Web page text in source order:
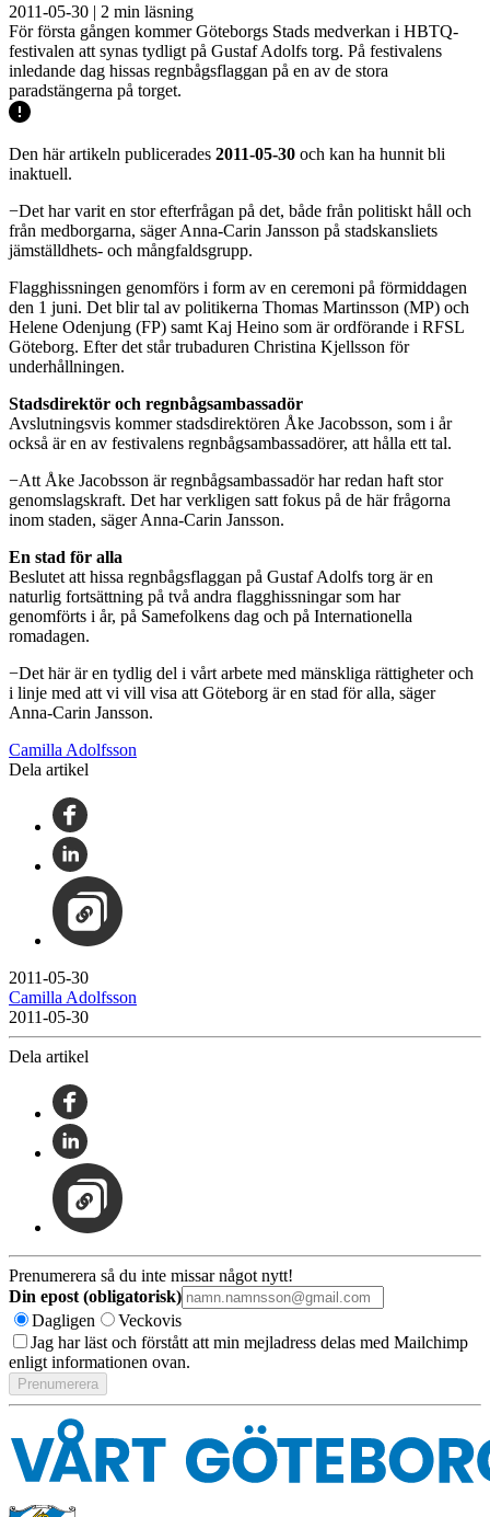
2011-05-30 | 2 min läsning
För första gången kommer Göteborgs Stads medverkan i HBTQ-
festivalen att synas tydligt på Gustaf Adolfs torg. På festivalens
inledande dag hissas regnbågsflaggan på en av de stora
paradstängerna på torget.
Den här artikeln publicerades 2011-05-30 och kan ha hunnit bli
inaktuell.
−Det har varit en stor efterfrågan på det, både från politiskt håll och
från medborgarna, säger Anna-Carin Jansson på stadskansliets
jämställdhets- och mångfaldsgrupp.
Flagghissningen genomförs i form av en ceremoni på förmiddagen
den 1 juni. Det blir tal av politikerna Thomas Martinsson (MP) och
Helene Odenjung (FP) samt Kaj Heino som är ordförande i RFSL
Göteborg. Efter det står trubaduren Christina Kjellsson för
underhållningen.
Stadsdirektör och regnbågsambassadör
Avslutningsvis kommer stadsdirektören Åke Jacobsson, som i år
också är en av festivalens regnbågsambassadörer, att hålla ett tal.
−Att Åke Jacobsson är regnbågsambassadör har redan haft stor
genomslagskraft. Det har verkligen satt fokus på de här frågorna
inom staden, säger Anna-Carin Jansson.
En stad för alla
Beslutet att hissa regnbågsflaggan på Gustaf Adolfs torg är en
naturlig fortsättning på två andra flagghissningar som har
genomförts i år, på Samefolkens dag och på Internationella
romadagen.
−Det här är en tydlig del i vårt arbete med mänskliga rättigheter och
i linje med att vi vill visa att Göteborg är en stad för alla, säger
Anna-Carin Jansson.
Camilla Adolfsson
Dela artikel
2011-05-30
Camilla Adolfsson
2011-05-30
Dela artikel
Prenumerera så du inte missar något nytt!
Din epost (obligatorisk)
Dagligen
Veckovis
Jag har läst och förstått att min mejladress delas med Mailchimp
enligt informationen ovan.